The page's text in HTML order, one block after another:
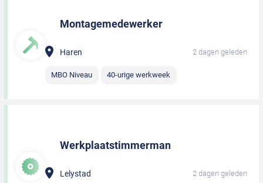
Montagemedewerker
Haren 2 dagen geleden
MBO Niveau 40-urige werkweek
Werkplaatstimmerman
Lelystad 2 dagen geleden